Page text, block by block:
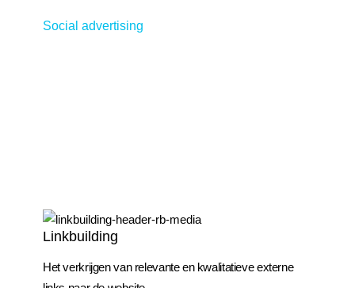
Social advertising
Linkbuilding
Het verkrijgen van relevante en kwalitatieve externe